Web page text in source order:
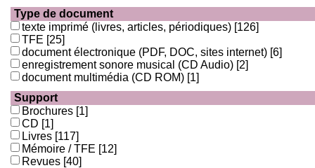
Type de document
texte imprimé (livres, articles, périodiques) [126]
TFE [25]
document électronique (PDF, DOC, sites internet) [6]
enregistrement sonore musical (CD Audio) [2]
document multimédia (CD ROM) [1]
Support
Brochures [1]
CD [1]
Livres [117]
Mémoire / TFE [12]
Revues [40]